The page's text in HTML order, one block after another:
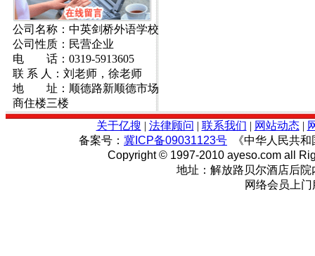
公司名称：中英剑桥外语学校
公司性质：民营企业
电 话：0319-5913605
联 系 人：刘老师，徐老师
地 址：顺德路新顺德市场
商住楼三楼
关于亿搜 | 法律顾问 | 联系我们 | 网站动态|
备案号： 冀ICP备09031123号 《中华人民共
Copyright © 1997-2010 ayeso.com all
地址：解放路贝尔酒店后
网络会员上门